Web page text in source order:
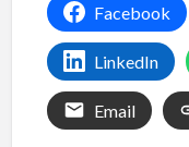
Facebook
LinkedIn
Email